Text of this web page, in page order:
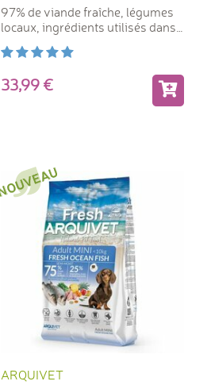
280 g Arquivet
97% de viande fraîche, légumes
locaux, ingrédients utilisés dans
33,99
ARQUIVET